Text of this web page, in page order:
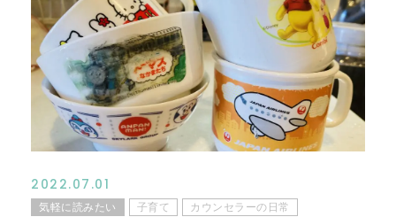
料金について
コンテンツ
ニュース
アクセス
2022.07.01
気軽に読みたい 子育て カウンセラーの日常